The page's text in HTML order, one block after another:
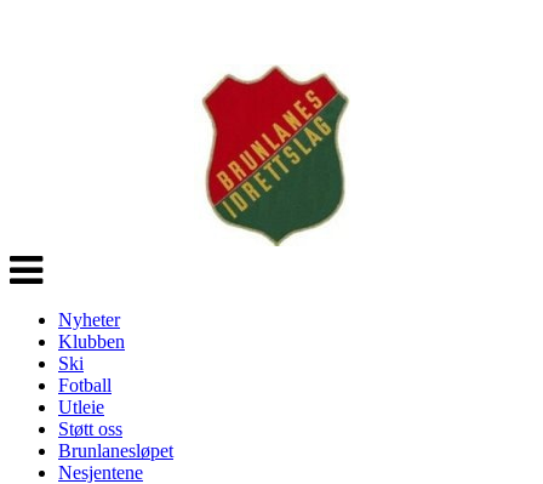
Veksle
navigasjon
Nyheter
Klubben
Ski
Fotball
Utleie
Støtt oss
Brunlanesløpet
Nesjentene